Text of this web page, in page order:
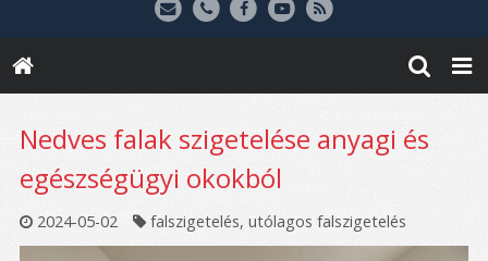
Nedves falak szigetelése anyagi és
egészségügyi okokból
2024-05-02 falszigetelés,utólagos falszigetelés